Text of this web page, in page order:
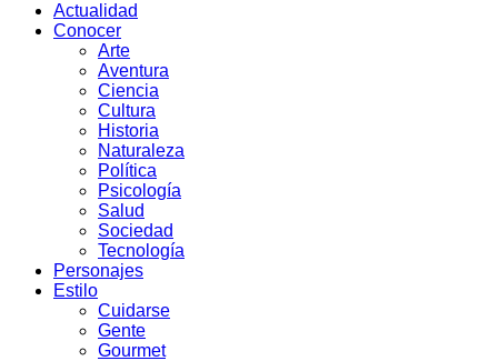
Actualidad
Conocer
Arte
Aventura
Ciencia
Cultura
Historia
Naturaleza
Política
Psicología
Salud
Sociedad
Tecnología
Personajes
Estilo
Cuidarse
Gente
Gourmet